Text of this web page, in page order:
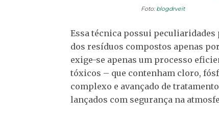
Foto: blogdrveit
Essa técnica possui peculiaridades
dos resíduos compostos apenas
exige-se apenas um processo
tóxicos – que contenham cloro,
complexo e avançado de
lançados com segurança na